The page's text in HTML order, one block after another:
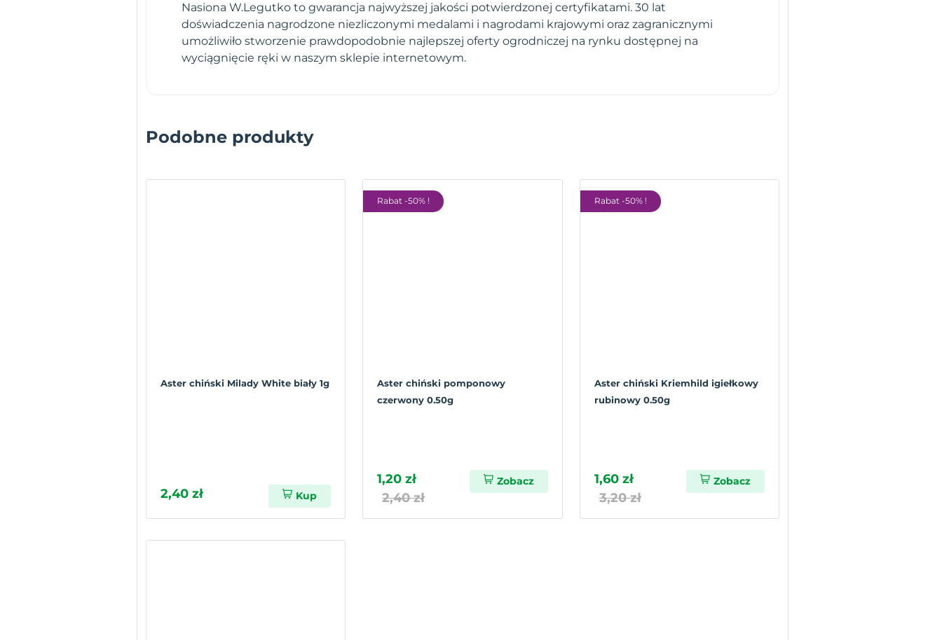
Nasiona W.Legutko to gwarancja najwyższej jakości potwierdzonej certyfikatami. 30 lat
doświadczenia nagrodzone niezliczonymi medalami i nagrodami krajowymi oraz zagranicznymi
umożliwiło stworzenie prawdopodobnie najlepszej oferty ogrodniczej na rynku dostępnej na
wyciągnięcie ręki w naszym sklepie internetowym.
Podobne produkty
Aster chiński Milady White biały 1g
2,40 zł Kup
Rabat -50% !
Aster chiński pomponowy
czerwony 0.50g
1,20 zł
2,40 zł
Zobacz
Rabat -50% !
Aster chiński Kriemhild igiełkowy
rubinowy 0.50g
1,60 zł
3,20 zł
Zobacz